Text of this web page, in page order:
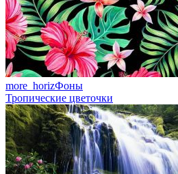
more_horizФоны
Тропические цветочки